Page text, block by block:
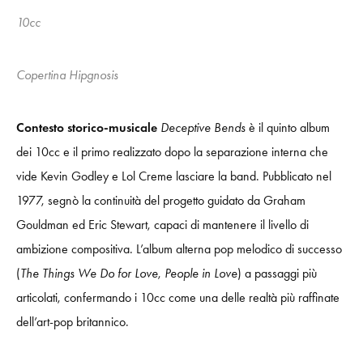
10cc
Copertina Hipgnosis
Contesto storico-musicale Deceptive Bends è il quinto album
dei 10cc e il primo realizzato dopo la separazione interna che
vide Kevin Godley e Lol Creme lasciare la band. Pubblicato nel
1977, segnò la continuità del progetto guidato da Graham
Gouldman ed Eric Stewart, capaci di mantenere il livello di
ambizione compositiva. L’album alterna pop melodico di successo
(The Things We Do for Love, People in Love) a passaggi più
articolati, confermando i 10cc come una delle realtà più raffinate
dell’art-pop britannico.